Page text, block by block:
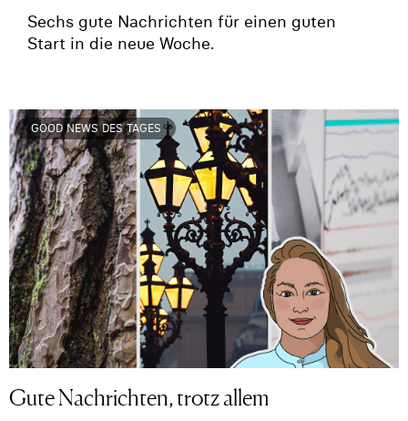
Sechs gute Nachrichten für einen guten
Start in die neue Woche.
GOOD NEWS DES TAGES
Gute Nachrichten, trotz allem